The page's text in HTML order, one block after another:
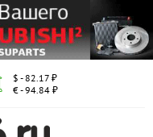
$ - 82.17 ₽
€ - 94.84 ₽